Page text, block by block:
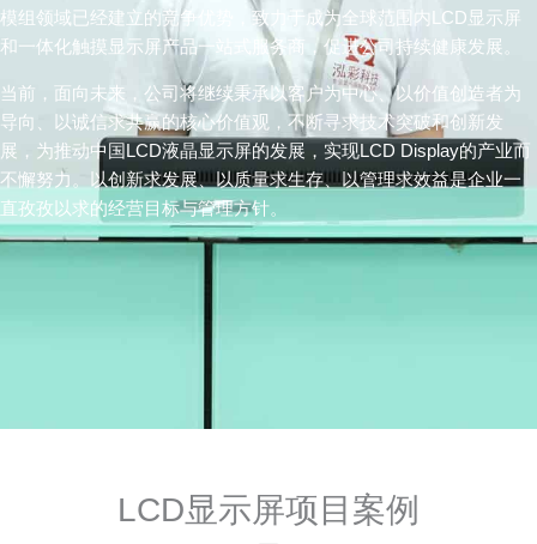
模组领域已经建立的竞争优势，致力于成为全球范围内LCD显示屏
和一体化触摸显示屏产品一站式服务商，促进公司持续健康发展。
当前，面向未来，公司将继续秉承以客户为中心、以价值创造者为
导向、以诚信求共赢的核心价值观，不断寻求技术突破和创新发
展，为推动中国LCD液晶显示屏的发展，实现LCD Display的产业而
不懈努力。以创新求发展、以质量求生存、以管理求效益是企业一
直孜孜以求的经营目标与管理方针。
LCD显示屏项目案例